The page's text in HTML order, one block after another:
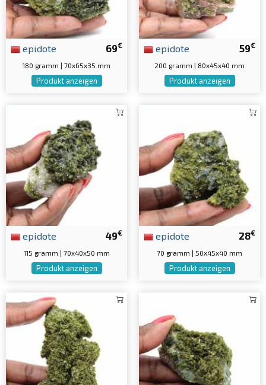
69€
epidote
180 gramm | 70x65x35 mm
Produkt anzeigen
59€
epidote
200 gramm | 80x45x40 mm
Produkt anzeigen
49€
epidote
115 gramm | 70x40x50 mm
Produkt anzeigen
28€
epidote
70 gramm | 50x45x40 mm
Produkt anzeigen